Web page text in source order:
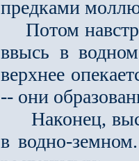
предками
Потом
ввысь в
верхнее
-- они
Наконец,
в водно-